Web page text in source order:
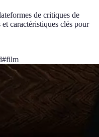
de critiques de
caractéristiques clés pour
#film